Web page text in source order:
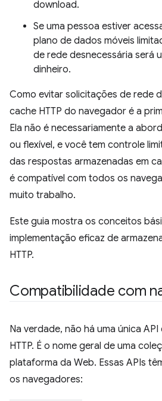
download.
Se uma pessoa estiver
plano de dados móveis
de rede desnecessária será
dinheiro.
Como evitar solicitações de rede
cache HTTP do navegador é a
Ela não é necessariamente a
ou flexível, e você tem controle
das respostas armazenadas em
é compatível com todos os
muito trabalho.
Este guia mostra os conceitos
implementação eficaz de
HTTP.
Compatibilidade com
Na verdade, não há uma única
HTTP. É o nome geral de uma
plataforma da Web. Essas APIs
os navegadores: